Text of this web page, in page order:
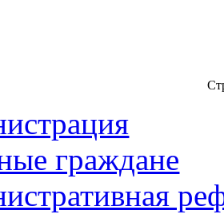
граждане